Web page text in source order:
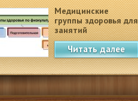
Медицинские
группы здоровья для
занятий
физкультурой в
школеЧитать далее